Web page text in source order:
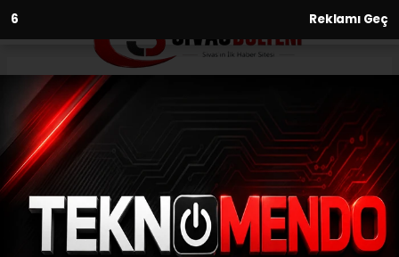
5 Reklamı Geç
Anasayfa Asayiş
Hakkında 16 yıl hapis cezası
bulunan eski muhtar
yakalandı
ASAYIŞ
(İHA) - İhlas Haber Ajansı | 30.06.2024 - 14:30, Güncelleme:
30.06.2024 - 14:25